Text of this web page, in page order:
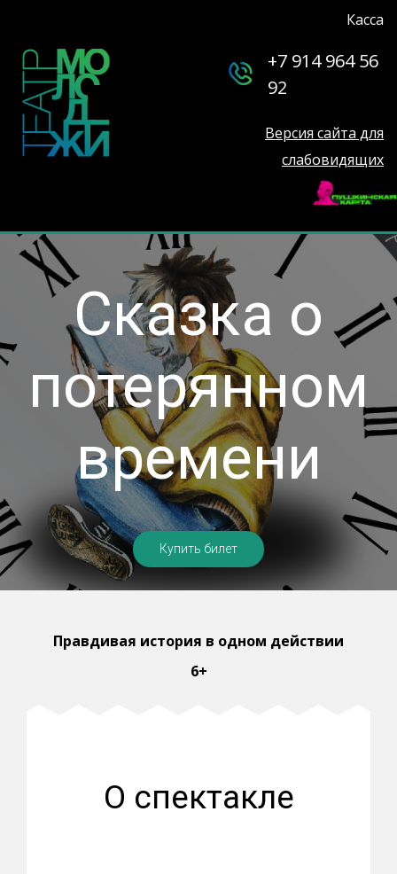
Касса
+7 914 964 56
92
Версия сайта для
слабовидящих
Сказка о
потерянном
времени
Купить билет
Правдивая история в одном действии
6+
О спектакле